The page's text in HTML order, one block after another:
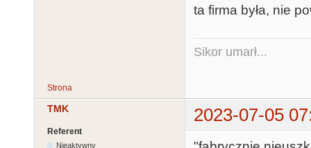
ta firma była, nie
Sikor umarł...
Strona
TMK 2023-07-05
Referent
Nieaktywny